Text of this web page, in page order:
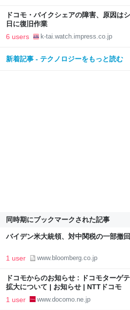
ドコモ・バイクシェアの障害、原因
日に復旧作業
6 users k-tai.watch.impress.co.jp
新着記事 - テクノロジーをもっと読む
同時期にブックマークされた記事
バイデン米大統領、対中関税の一部撤
1 user www.bloomberg.co.jp
ドコモからのお知らせ : ドコモターゲ
拡大について | お知らせ | NTTドコモ
1 user www.docomo.ne.jp